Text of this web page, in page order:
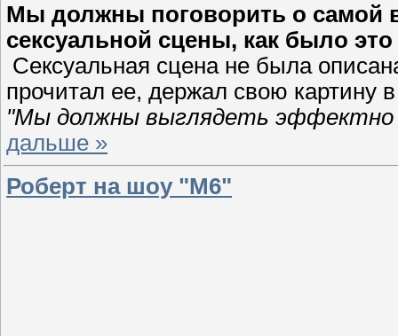
Мы должны поговорить о самой
сексуальной сцены, как было
Сексуальная сцена не была
прочитал ее, держал свою картину
"Мы должны выглядеть эффектно
дальше »
Роберт на шоу "M6"